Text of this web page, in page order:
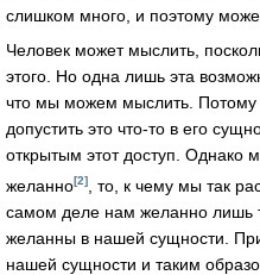
слишком много, и поэтому
Человек может мыслить,
этого. Но одна лишь эта
что мы можем мыслить. Потому
допустить это что-то в его
открытым этот доступ. Однако
желанно[2]
, то, к чему мы так
самом деле нам желанно лишь
желанны в нашей сущности. При
нашей сущности и таким